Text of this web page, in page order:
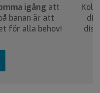
igång att
banan är att
för alla behov!